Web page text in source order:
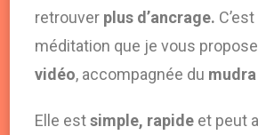
retrouver plus d’ancrage.
méditation que je vous propose
vidéo, accompagnée du
Elle estsimple, rapide et peut